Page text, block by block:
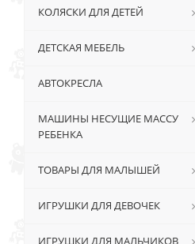
КОЛЯСКИ ДЛЯ ДЕТЕЙ
ДЕТСКАЯ МЕБЕЛЬ
АВТОКРЕСЛА
МАШИНЫ НЕСУЩИЕ МАССУ
РЕБЕНКА
ТОВАРЫ ДЛЯ МАЛЫШЕЙ
ИГРУШКИ ДЛЯ ДЕВОЧЕК
ИГРУШКИ ДЛЯ МАЛЬЧИКОВ